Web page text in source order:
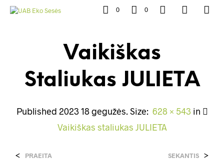
0 0
Vaikiškas
Staliukas JULIETA
Published 2023 18 gegužės. Size: 628 × 543 in
Vaikiškas staliukas JULIETA
< PRAEITA SEKANTIS >